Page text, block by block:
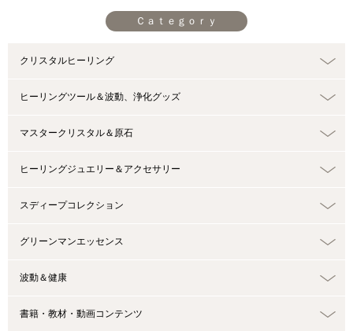
Ｃａｔｅｇｏｒｙ
クリスタルヒーリング
ヒーリングツール＆波動、浄化グッズ
マスタークリスタル＆原石
ヒーリングジュエリー＆アクセサリー
スディープコレクション
グリーンマンエッセンス
波動＆健康
書籍・教材・動画コンテンツ